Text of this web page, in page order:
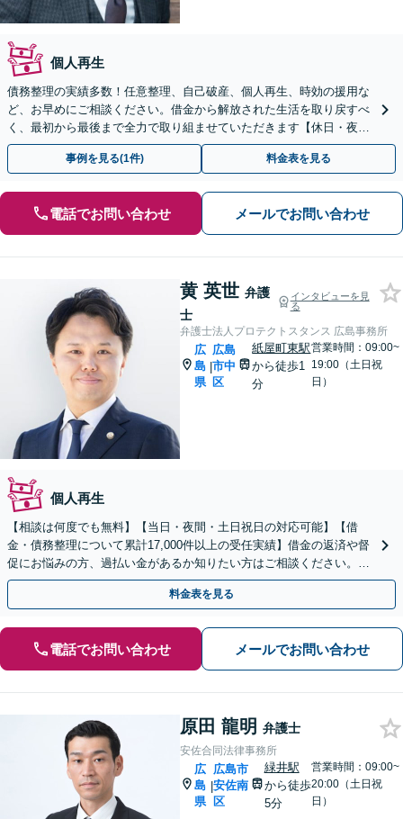
個人再生
債務整理の実績多数！任意整理、自己破産、個人再生、時効の援用な
ど、お早めにご相談ください。借金から解放された生活を取り戻すべ
く、最初から最後まで全力で取り組ませていただきます【休日・夜間
対応】【女学院前駅1分】【弁護士歴15年以上】
事例を見る(1件) 料金表を見る
電話でお問い合わせ メールでお問い合わせ
黄 英世 弁護
士
インタビューを見
る
弁護士法人プロテクトスタンス 広島事務所
広
島
県
|
広島
市中
区
紙屋町東駅
から徒歩1
分
営業時間：09:00~
19:00（土日祝
日）
個人再生
【相談は何度でも無料】【当日・夜間・土日祝日の対応可能】【借
金・債務整理について累計17,000件以上の受任実績】借金の返済や督
促にお悩みの方、過払い金があるか知りたい方はご相談ください。ベ
ストな解決策を提案いたします。
料金表を見る
電話でお問い合わせ メールでお問い合わせ
原田 龍明 弁護士
安佐合同法律事務所
広
島
県
|
広島市
安佐南
区
緑井駅
から徒歩
5分
営業時間：09:00~
20:00（土日祝
日）